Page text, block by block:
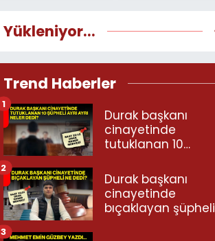
Yükleniyor...
Trend Haberler
Durak başkanı
cinayetinde
tutuklanan 10
neler dedi?
1
Durak başkanı
cinayetinde
bıçaklayan şüpheli
2
3